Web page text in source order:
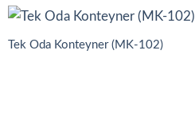
Tek Oda Konteyner (MK-102)